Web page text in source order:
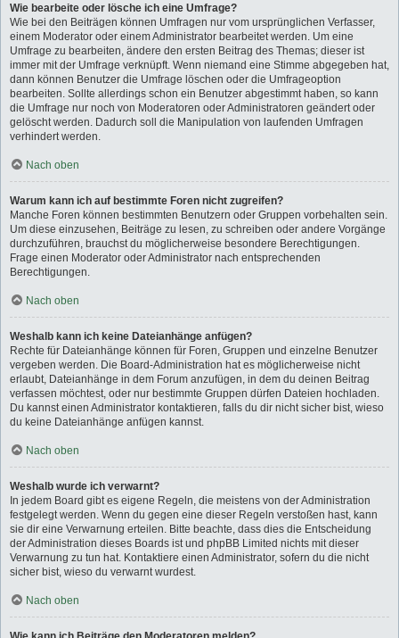
Wie bearbeite oder lösche ich eine Umfrage?
Wie bei den Beiträgen können Umfragen nur vom ursprünglichen Verfasser,
einem Moderator oder einem Administrator bearbeitet werden. Um eine
Umfrage zu bearbeiten, ändere den ersten Beitrag des Themas; dieser ist
immer mit der Umfrage verknüpft. Wenn niemand eine Stimme abgegeben hat,
dann können Benutzer die Umfrage löschen oder die Umfrageoption
bearbeiten. Sollte allerdings schon ein Benutzer abgestimmt haben, so kann
die Umfrage nur noch von Moderatoren oder Administratoren geändert oder
gelöscht werden. Dadurch soll die Manipulation von laufenden Umfragen
verhindert werden.
Nach oben
Warum kann ich auf bestimmte Foren nicht zugreifen?
Manche Foren können bestimmten Benutzern oder Gruppen vorbehalten sein.
Um diese einzusehen, Beiträge zu lesen, zu schreiben oder andere Vorgänge
durchzuführen, brauchst du möglicherweise besondere Berechtigungen.
Frage einen Moderator oder Administrator nach entsprechenden
Berechtigungen.
Nach oben
Weshalb kann ich keine Dateianhänge anfügen?
Rechte für Dateianhänge können für Foren, Gruppen und einzelne Benutzer
vergeben werden. Die Board-Administration hat es möglicherweise nicht
erlaubt, Dateianhänge in dem Forum anzufügen, in dem du deinen Beitrag
verfassen möchtest, oder nur bestimmte Gruppen dürfen Dateien hochladen.
Du kannst einen Administrator kontaktieren, falls du dir nicht sicher bist, wieso
du keine Dateianhänge anfügen kannst.
Nach oben
Weshalb wurde ich verwarnt?
In jedem Board gibt es eigene Regeln, die meistens von der Administration
festgelegt werden. Wenn du gegen eine dieser Regeln verstoßen hast, kann
sie dir eine Verwarnung erteilen. Bitte beachte, dass dies die Entscheidung
der Administration dieses Boards ist und phpBB Limited nichts mit dieser
Verwarnung zu tun hat. Kontaktiere einen Administrator, sofern du die nicht
sicher bist, wieso du verwarnt wurdest.
Nach oben